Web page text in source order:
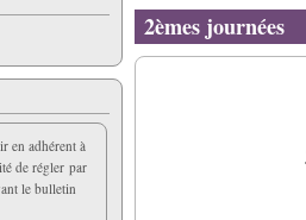
enlaces
de
2èmes journées
en adhérent à
de régler par
le bulletin